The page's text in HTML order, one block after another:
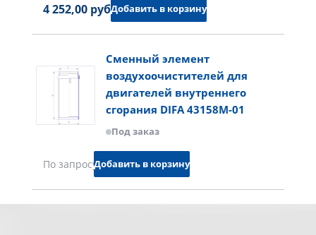
4 252,00 руб.Добавить в корзину
Сменный элемент
воздухоочистителей для
двигателей внутреннего
сгорания DIFA 43158M-01
Под заказ
По запросуДобавить в корзину